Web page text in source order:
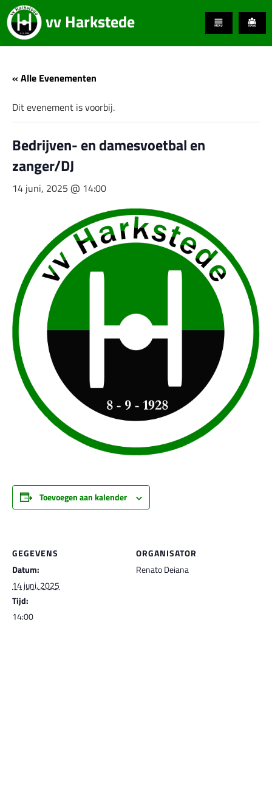
vv Harkstede
« Alle Evenementen
Dit evenement is voorbij.
Bedrijven- en damesvoetbal en
zanger/DJ
14 juni, 2025 @ 14:00
Toevoegen aan kalender
GEGEVENS
Datum:
14 juni, 2025
Tijd:
14:00
ORGANISATOR
Renato Deiana